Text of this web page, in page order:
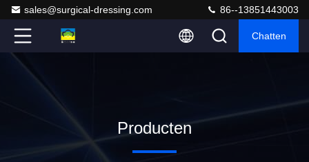
sales@surgical-dressing.com 86--13851443003
Chatten
Producten